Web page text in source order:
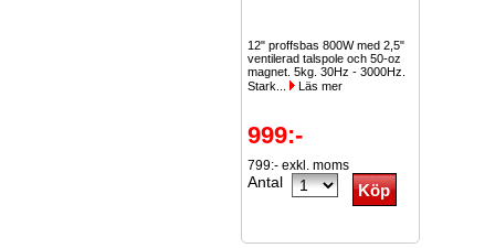
12" proffsbas 800W med 2,5"
ventilerad talspole och 50-oz
magnet. 5kg. 30Hz - 3000Hz.
Stark...
Läs mer
999:-
799:- exkl. moms
Antal